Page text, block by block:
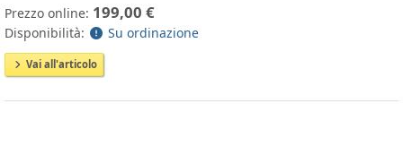
Prezzo online: 199,00 €
Disponibilità: Su ordinazione
Vai all'articolo